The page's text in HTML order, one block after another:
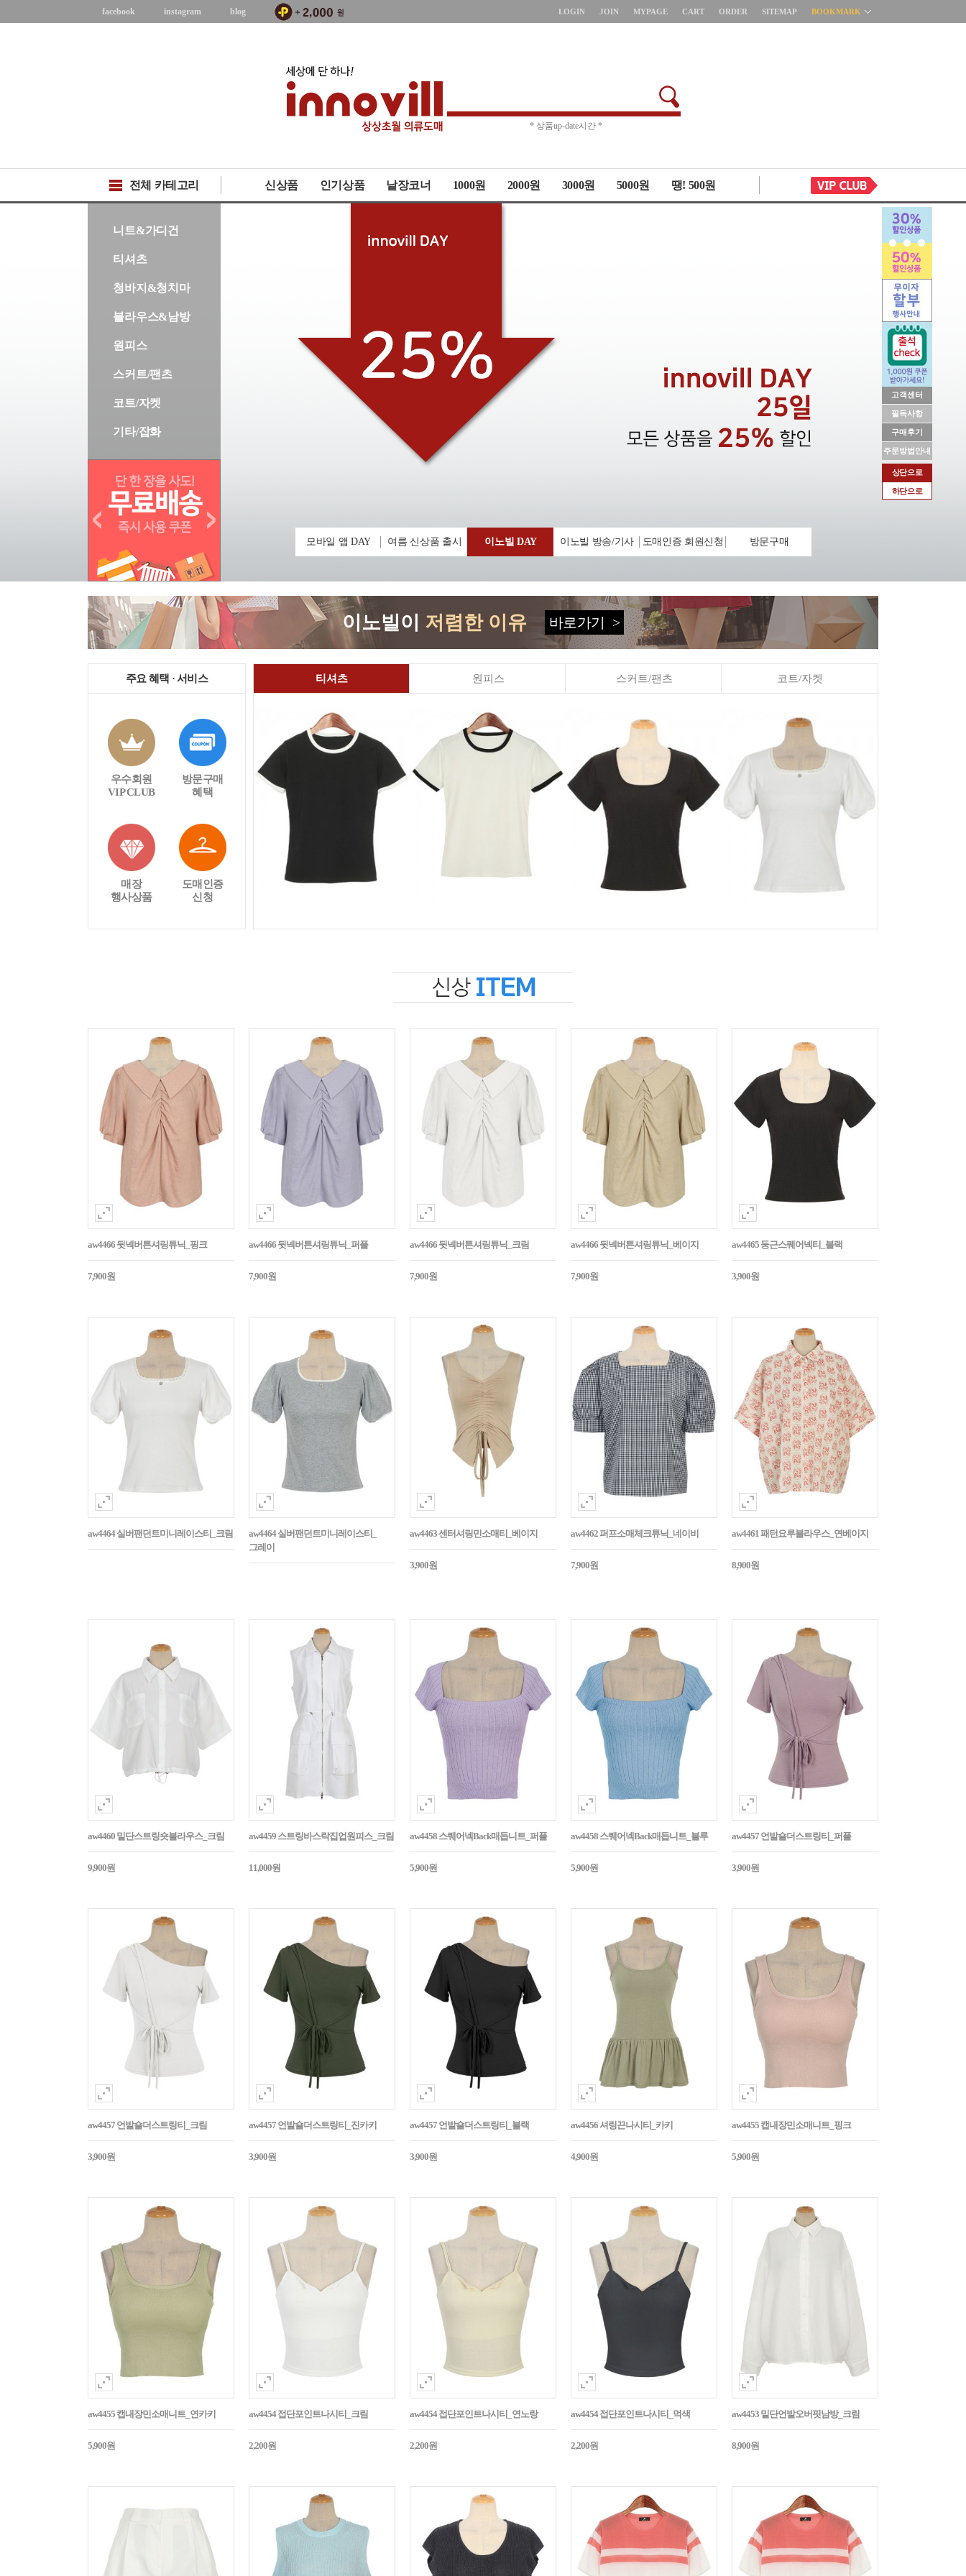
고객센터
필독사항
구매후기
주문방법안내
상단으로
하단으로
facebook instagram blog LOGIN JOIN MYPAGE CART ORDER SITEMAP BOOKMARK
* 주문취소 제한 *
전체 카테고리 신상품 인기상품 낱장코너 1000원 2000원 3000원 5000원 땡! 500원
니트&가디건
티셔츠
청바지&청치마
블라우스&남방
원피스
스커트/팬츠
코트/자켓
기타/잡화
모바일 앱 DAY 여름 신상품 출시 이노빌 DAY 이노빌 방송/기사 도매인증 회원신청 방문구매
이노빌이 저렴한 이유 바로가기 >
주요 혜택 · 서비스
우수회원
VIP CLUB
방문구매
혜택
매장
행사상품
도매인증
신청
티셔츠 원피스 스커트/팬츠 코트/자켓
aw4466 뒷넥버튼셔링튜닉_핑크
7,900원
aw4466 뒷넥버튼셔링튜닉_퍼플
7,900원
aw4466 뒷넥버튼셔링튜닉_크림
7,900원
aw4466 뒷넥버튼셔링튜닉_베이지
7,900원
aw4465 둥근스퀘어넥티_블랙
3,900원
aw4464 실버팬던트미니레이스티_크림
aw4464 실버팬던트미니레이스티_
그레이
aw4463 센터셔링민소매티_베이지
3,900원
aw4462 퍼프소매체크튜닉_네이비
7,900원
aw4461 패턴요루블라우스_연베이지
8,900원
aw4460 밑단스트링숏블라우스_크림
9,900원
aw4459 스트링바스락집업원피스_크림
11,000원
aw4458 스퀘어넥Back매듭니트_퍼플
5,900원
aw4458 스퀘어넥Back매듭니트_블루
5,900원
aw4457 언발숄더스트링티_퍼플
3,900원
aw4457 언발숄더스트링티_크림
3,900원
aw4457 언발숄더스트링티_진카키
3,900원
aw4457 언발숄더스트링티_블랙
3,900원
aw4456 셔링끈나시티_카키
4,900원
aw4455 캡내장민소매니트_핑크
5,900원
aw4455 캡내장민소매니트_연카키
5,900원
aw4454 접단포인트나시티_크림
2,200원
aw4454 접단포인트나시티_연노랑
2,200원
aw4454 접단포인트나시티_먹색
2,200원
aw4453 밑단언발오버핏남방_크림
8,900원